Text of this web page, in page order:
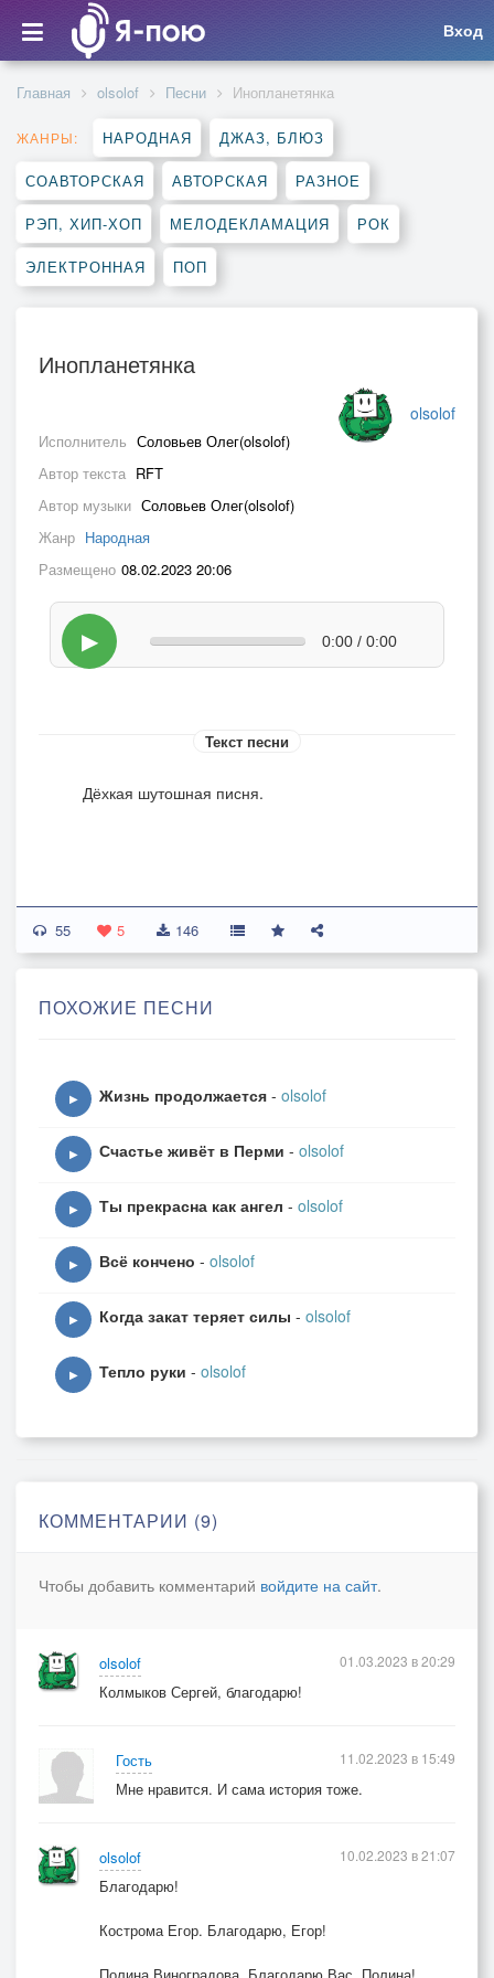
Вход
Главная olsolof Песни Инопланетянка
ЖАНРЫ: НАРОДНАЯ ДЖАЗ, БЛЮЗ
СОАВТОРСКАЯ АВТОРСКАЯ РАЗНОЕ
РЭП, ХИП-ХОП МЕЛОДЕКЛАМАЦИЯ РОК
ЭЛЕКТРОННАЯ ПОП
Инопланетянка
olsolof
Исполнитель Соловьев Олег(olsolof)
Автор текста RFT
Автор музыки Соловьев Олег(olsolof)
Жанр Народная
Размещено 08.02.2023 20:06
▶ 0:00 / 0:00
Текст песни
Дёхкая шутошная писня.
55 5 146
ПОХОЖИЕ ПЕСНИ
▶ Жизнь продолжается - olsolof
▶ Счастье живёт в Перми - olsolof
▶ Ты прекрасна как ангел - olsolof
▶ Всё кончено - olsolof
▶ Когда закат теряет силы - olsolof
▶ Тепло руки - olsolof
КОММЕНТАРИИ (9)
Чтобы добавить комментарий войдите на сайт.
olsolof
Колмыков Сергей, благодарю!
01.03.2023 в 20:29
Гость
Мне нравится. И сама история тоже.
11.02.2023 в 15:49
olsolof
Благодарю!
Кострома Егор. Благодарю, Егор!
10.02.2023 в 21:07